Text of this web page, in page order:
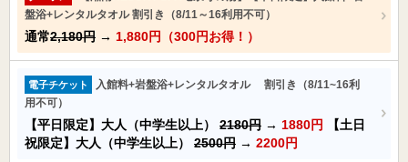
盤浴+レンタルタオル 割引き（8/11～16利用不可）
通常2,180円 → 1,880円（300円お得！）
電子チケット
入館料+岩盤浴+レンタルタオル 割引き（8/11~16利
用不可）
【平日限定】大人（中学生以上） 2180円 → 1880円
【土日
祝限定】大人（中学生以上） 2500円 → 2200円